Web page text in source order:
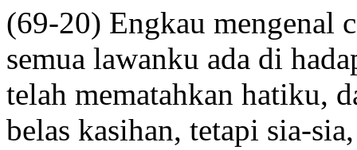
(69-20) Engkau mengenal
semua lawanku ada di
telah mematahkan hatiku,
belas kasihan, tetapi sia-